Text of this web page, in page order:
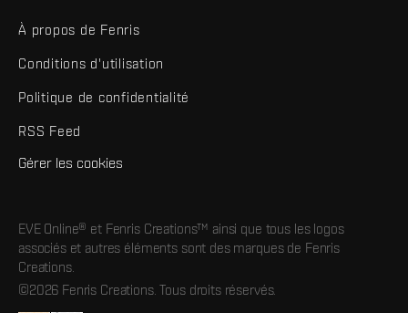
À propos de Fenris
Conditions d'utilisation
Politique de confidentialité
RSS Feed
Gérer les cookies
EVE Online® et Fenris Creations™ ainsi que tous les logos
associés et autres éléments sont des marques de Fenris
Creations.
©2026 Fenris Creations. Tous droits réservés.